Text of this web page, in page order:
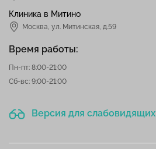
Клиника в Митино
Москва, ул. Митинская, д.59
Время работы:
Пн-пт: 8:00-21:00
Сб-вс: 9:00-21:00
Версия для слабовидящих